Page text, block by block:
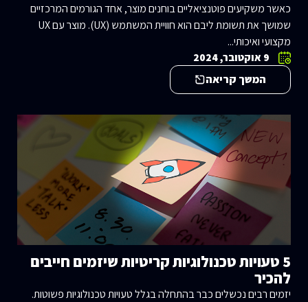
כאשר משקיעים פוטנציאליים בוחנים מוצר, אחד הגורמים המרכזיים
שמושך את תשומת ליבם הוא חוויית המשתמש (UX). מוצר עם UX
מקצועי ואיכותי...
9 אוקטובר, 2024
המשך קריאה
5 טעויות טכנולוגיות קריטיות שיזמים חייבים
להכיר
יזמים רבים נכשלים כבר בהתחלה בגלל טעויות טכנולוגיות פשוטות.